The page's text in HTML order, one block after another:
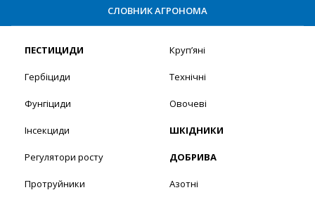
СЛОВНИК АГРОНОМА
ПЕСТИЦИДИ
Гербіциди
Фунгіциди
Інсекциди
Регулятори росту
Протруйники
Круп’яні
Технічні
Овочеві
ШКІДНИКИ
ДОБРИВА
Азотні